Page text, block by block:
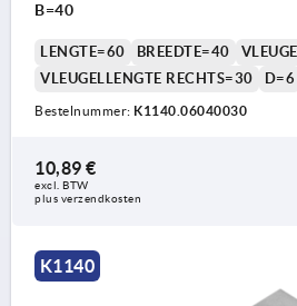
B=40
LENGTE=60 BREEDTE=40
VLEUGELLENGTE RECHTS=30
D=6
Bestelnummer: K1140.06040030
10,89 €
excl. BTW
plus verzendkosten
K1140